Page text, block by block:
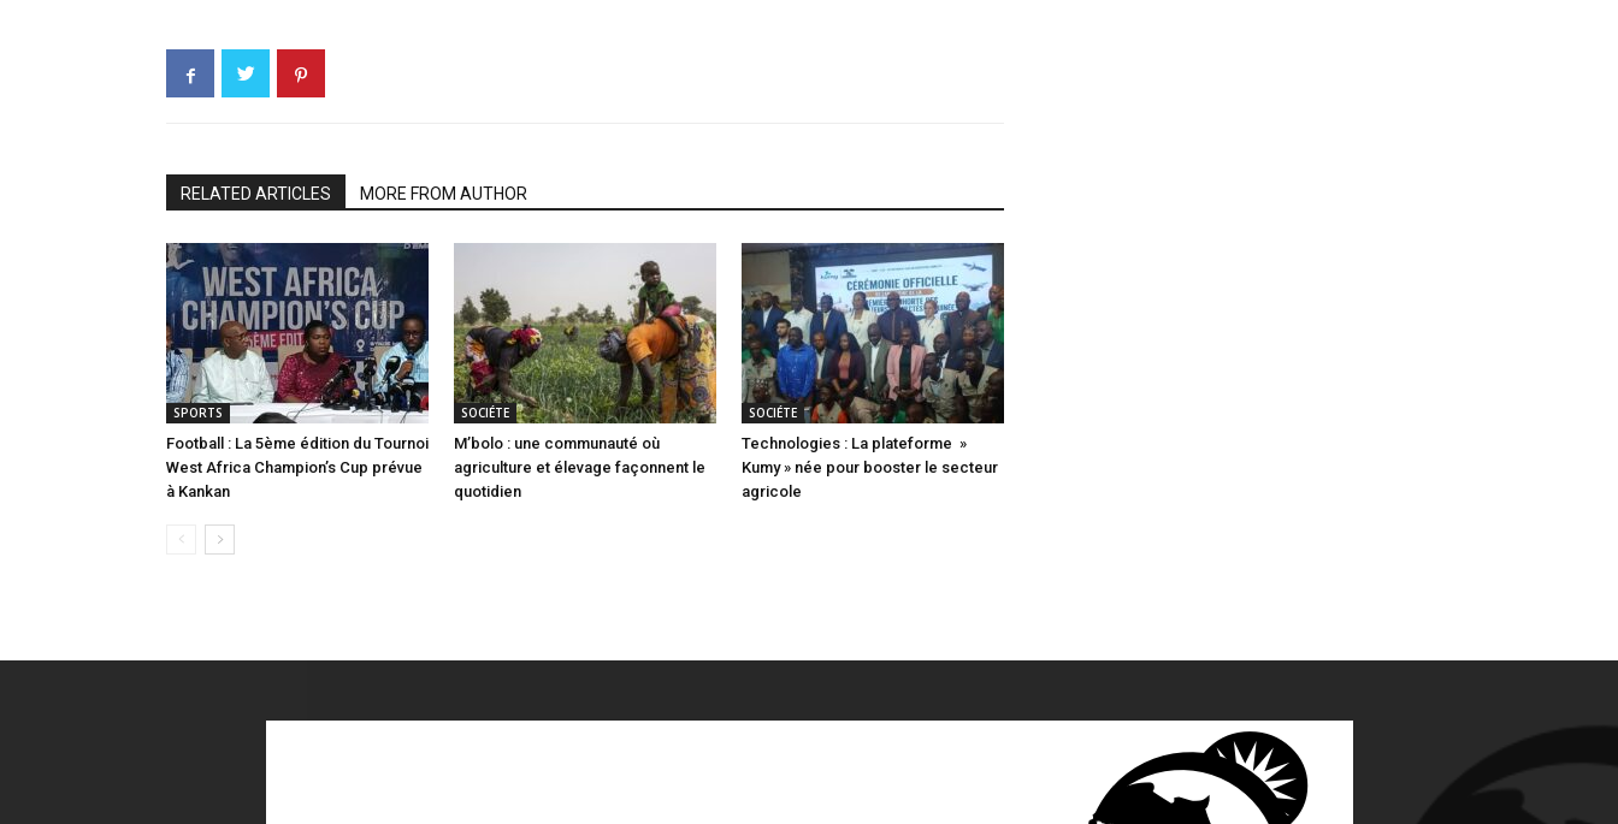
RELATED ARTICLES MORE FROM AUTHOR
SPORTS
Football : La 5ème édition du Tournoi
West Africa Champion’s Cup prévue
à Kankan
SOCIÉTE
M’bolo : une communauté où
agriculture et élevage façonnent le
quotidien
SOCIÉTE
Technologies : La plateforme »
Kumy » née pour booster le secteur
agricole